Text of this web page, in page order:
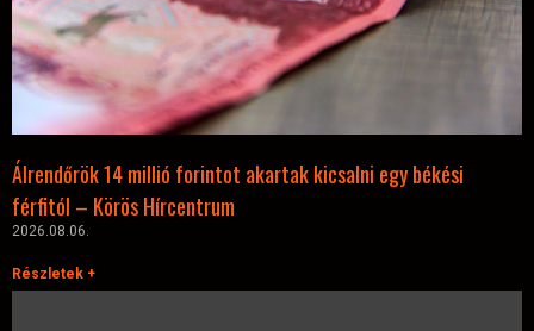
Álrendőrök 14 millió forintot akartak kicsalni egy békési
férfitól – Körös Hírcentrum
2026.08.06.
Részletek +